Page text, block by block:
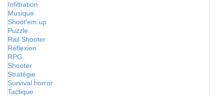
Infiltration
Musique
Shoot'em up
Puzzle
Rail Shooter
Réflexion
RPG
Shooter
Stratégie
Survival horror
Tactique